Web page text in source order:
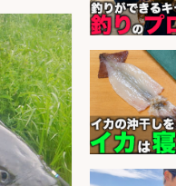
福岡「現
業10時
会社名
魚の「バ
ットを